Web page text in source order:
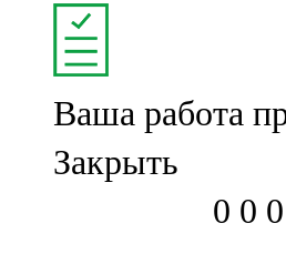
Ваша работа
Закрыть
0 0 0